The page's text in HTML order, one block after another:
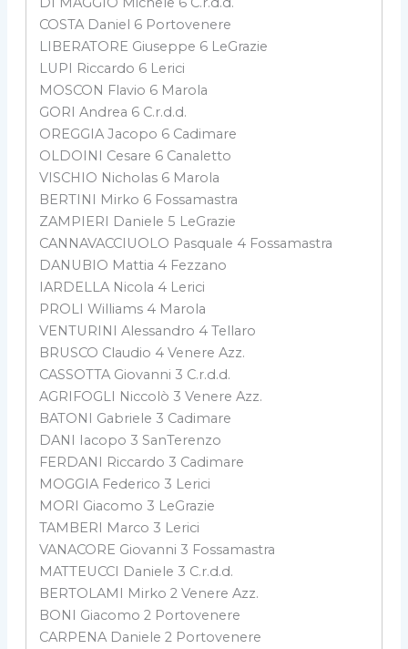
COSTA Daniel 6 Portovenere
LIBERATORE Giuseppe 6 LeGrazie
LUPI Riccardo 6 Lerici
MOSCON Flavio 6 Marola
GORI Andrea 6 C.r.d.d.
OREGGIA Jacopo 6 Cadimare
OLDOINI Cesare 6 Canaletto
VISCHIO Nicholas 6 Marola
BERTINI Mirko 6 Fossamastra
ZAMPIERI Daniele 5 LeGrazie
CANNAVACCIUOLO Pasquale 4 Fossamastra
DANUBIO Mattia 4 Fezzano
IARDELLA Nicola 4 Lerici
PROLI Williams 4 Marola
VENTURINI Alessandro 4 Tellaro
BRUSCO Claudio 4 Venere Azz.
CASSOTTA Giovanni 3 C.r.d.d.
AGRIFOGLI Niccolò 3 Venere Azz.
BATONI Gabriele 3 Cadimare
DANI Iacopo 3 SanTerenzo
FERDANI Riccardo 3 Cadimare
MOGGIA Federico 3 Lerici
MORI Giacomo 3 LeGrazie
TAMBERI Marco 3 Lerici
VANACORE Giovanni 3 Fossamastra
MATTEUCCI Daniele 3 C.r.d.d.
BERTOLAMI Mirko 2 Venere Azz.
BONI Giacomo 2 Portovenere
CARPENA Daniele 2 Portovenere